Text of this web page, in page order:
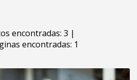
encontradas: 3 |
encontradas: 1